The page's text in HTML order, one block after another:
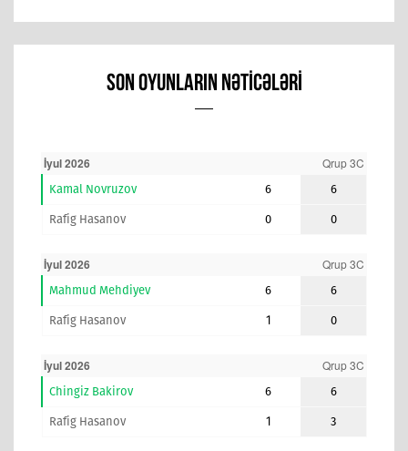
SON OYUNLARIN NƏTICƏLƏRI
İyul 2026 Qrup 3C
Kamal Novruzov 6 6
Rafig Hasanov 0 0
İyul 2026 Qrup 3C
Mahmud Mehdiyev 6 6
Rafig Hasanov 1 0
İyul 2026 Qrup 3C
Chingiz Bakirov 6 6
Rafig Hasanov 1 3